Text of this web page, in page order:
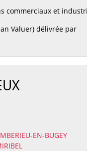
commerciaux et
Valuer) délivrée par
EN-BUGEY